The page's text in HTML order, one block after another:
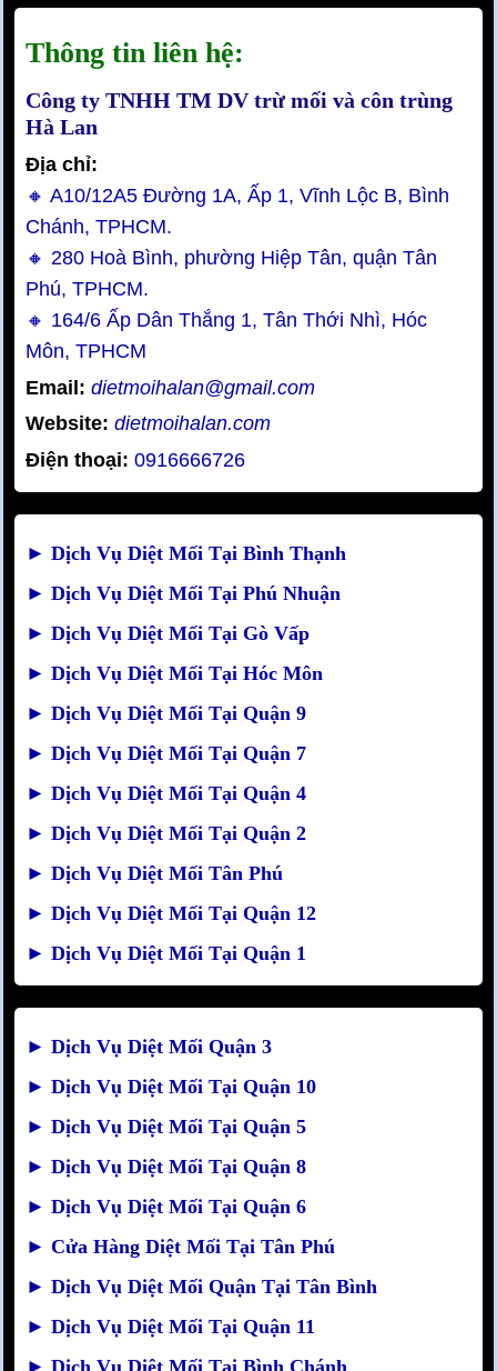
Thông tin liên hệ:
Công ty TNHH TM DV trừ mối và côn trùng
Hà Lan
Địa chỉ:
🔸 A10/12A5 Đường 1A, Ấp 1, Vĩnh Lộc B, Bình
Chánh, TPHCM.
🔸 280 Hoà Bình, phường Hiệp Tân, quận Tân
Phú, TPHCM.
🔸 164/6 Ấp Dân Thắng 1, Tân Thới Nhì, Hóc
Môn, TPHCM
Email: dietmoihalan@gmail.com
Website: dietmoihalan.com
Điện thoại: 0916666726
► Dịch Vụ Diệt Mối Tại Bình Thạnh
► Dịch Vụ Diệt Mối Tại Phú Nhuận
► Dịch Vụ Diệt Mối Tại Gò Vấp
► Dịch Vụ Diệt Mối Tại Hóc Môn
► Dịch Vụ Diệt Mối Tại Quận 9
► Dịch Vụ Diệt Mối Tại Quận 7
► Dịch Vụ Diệt Mối Tại Quận 4
► Dịch Vụ Diệt Mối Tại Quận 2
► Dịch Vụ Diệt Mối Tân Phú
► Dịch Vụ Diệt Mối Tại Quận 12
► Dịch Vụ Diệt Mối Tại Quận 1
► Dịch Vụ Diệt Mối Quận 3
► Dịch Vụ Diệt Mối Tại Quận 10
► Dịch Vụ Diệt Mối Tại Quận 5
► Dịch Vụ Diệt Mối Tại Quận 8
► Dịch Vụ Diệt Mối Tại Quận 6
► Cửa Hàng Diệt Mối Tại Tân Phú
► Dịch Vụ Diệt Mối Quận Tại Tân Bình
► Dịch Vụ Diệt Mối Tại Quận 11
► Dịch Vụ Diệt Mối Tại Bình Chánh